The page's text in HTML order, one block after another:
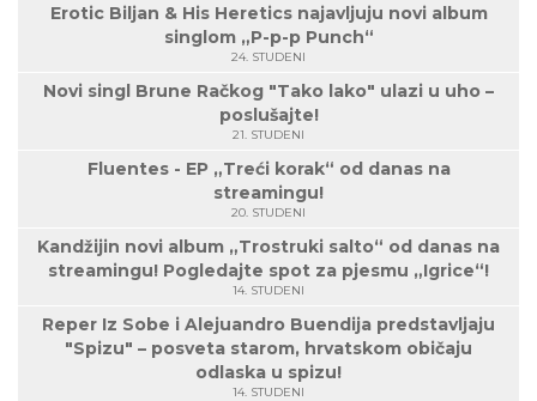
Erotic Biljan & His Heretics najavljuju novi album
singlom „P-p-p Punch“
24. STUDENI
Novi singl Brune Račkog "Tako lako" ulazi u uho –
poslušajte!
21. STUDENI
Fluentes - EP „Treći korak“ od danas na
streamingu!
20. STUDENI
Kandžijin novi album „Trostruki salto“ od danas na
streamingu! Pogledajte spot za pjesmu „Igrice“!
14. STUDENI
Reper Iz Sobe i Alejuandro Buendija predstavljaju
"Spizu" – posveta starom, hrvatskom običaju
odlaska u spizu!
14. STUDENI